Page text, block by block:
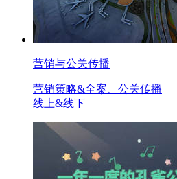
营销与公关传播
营销策略&全案、公关传播
线上&线下